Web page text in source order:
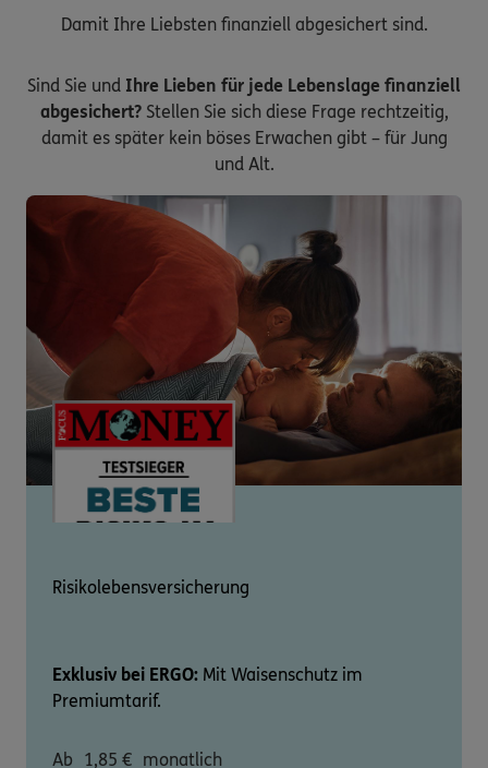
Damit Ihre Liebsten finanziell abgesichert sind.
Sind Sie und Ihre Lieben für jede Lebenslage finanziell
abgesichert?Stellen Sie sich diese Frage rechtzeitig,
damit es später kein böses Erwachen gibt – für Jung
und Alt.
Risikolebensversicherung
Exklusiv bei ERGO: Mit Waisenschutz im
Premiumtarif.
Ab 1,85 € monatlich